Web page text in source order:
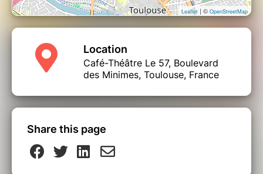
Leaflet | © OpenStreetMap
Location
Café-Théâtre Le 57, Boulevard
des Minimes, Toulouse, France
Share this page